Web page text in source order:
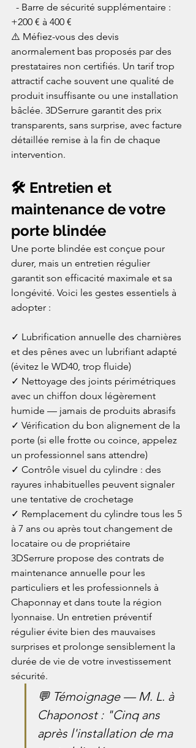
+200 € à 400 €
⚠️ Méfiez-vous des devis
anormalement bas proposés par des
prestataires non certifiés. Un tarif trop
attractif cache souvent une qualité de
produit insuffisante ou une installation
bâclée. 3DSerrure garantit des prix
transparents, sans surprise, avec facture
détaillée remise à la fin de chaque
intervention.
🛠️ Entretien et
maintenance de votre
porte blindée
Une porte blindée est conçue pour
durer, mais un entretien régulier
garantit son efficacité maximale et sa
longévité. Voici les gestes essentiels à
adopter :
✓ Lubrification annuelle des charnières
et des pênes avec un lubrifiant adapté
(évitez le WD40, trop fluide)
✓ Nettoyage des joints périmétriques
avec un chiffon doux légèrement
humide — jamais de produits abrasifs
✓ Vérification du bon alignement de la
porte (si elle frotte ou coince, appelez
un professionnel sans attendre)
✓ Contrôle visuel du cylindre : des
rayures inhabituelles peuvent signaler
une tentative de crochetage
✓ Remplacement du cylindre tous les 5
à 7 ans ou après tout changement de
locataire ou de propriétaire
3DSerrure propose des contrats de
maintenance annuelle pour les
particuliers et les professionnels à
Chaponnay et dans toute la région
lyonnaise. Un entretien préventif
régulier évite bien des mauvaises
surprises et prolonge sensiblement la
durée de vie de votre investissement
sécurité.
💬 Témoignage — M. L. à
Chaponost : "Cinq ans
après l'installation de ma